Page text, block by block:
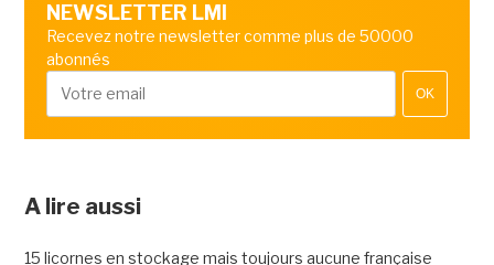
NEWSLETTER LMI
Recevez notre newsletter comme plus de 50000
abonnés
OK
A lire aussi
15 licornes en stockage mais toujours aucune française